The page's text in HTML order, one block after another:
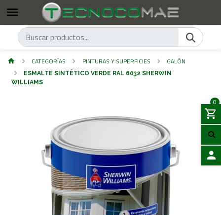
0
CATEGORÍAS PINTURAS Y SUPERFICIES GALÓN
ESMALTE SINTÉTICO VERDE RAL 6032 SHERWIN
WILLIAMS